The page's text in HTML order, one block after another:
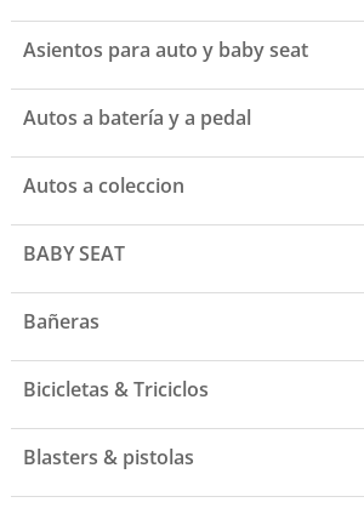
Asientos para auto y baby seat
Autos a batería y a pedal
Autos a coleccion
BABY SEAT
Bañeras
Bicicletas & Triciclos
Blasters & pistolas